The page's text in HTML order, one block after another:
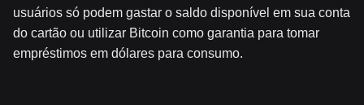
usuários só podem gastar o saldo disponível em sua conta
do cartão ou utilizar Bitcoin como garantia para tomar
empréstimos em dólares para consumo.